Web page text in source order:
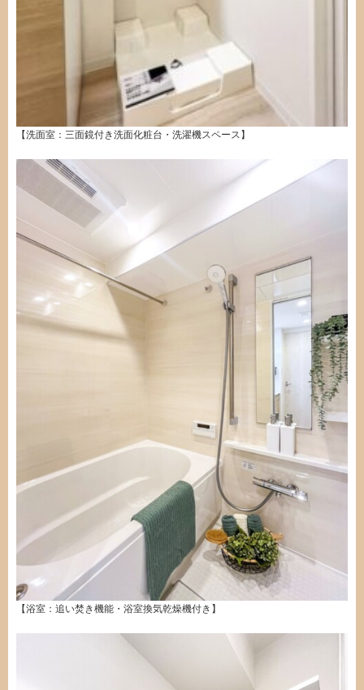
【洗面室：三面鏡付き洗面化粧台・洗濯機スペース】
【浴室：追い焚き機能・浴室換気乾燥機付き】